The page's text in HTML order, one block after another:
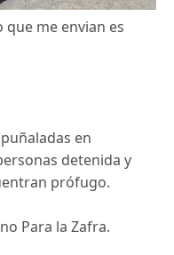
que me envian es
en
detenida y
prófugo.
Para la Zafra.